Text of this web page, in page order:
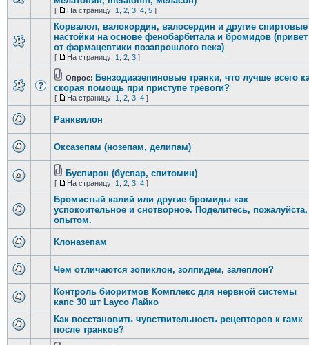
[ На страницу: 1 2, 3, 4, 5]
Корвалол, валокордин, валосердин и другие спиртовые
настойки на основе фенобарбитала и бромидов (привет
от фармацевтики позапрошлого века)
[ На страницу: 1 2, 3]
Опрос: Бензодиазепиновые транки, что лучше всего
скорая помощь при приступе тревоги?
[ На страницу: 1 2, 3, 4]
Ранквилон
Оксазепам (нозепам, делипам)
Буспирон (буспар, спитомин)
[ На страницу: 1 2, 3, 4]
Бромистый калий или другие бромиды как
успокоительное и снотворное. Поделитесь, пожалуйста,
опытом.
Клоназепам
Чем отличаются зопиклон, золпидем, залеплон?
Контроль биоритмов Комплекс для нервной системы
капс 30 шт Layco Лайко
Как восстановить чувствительность рецепторов к гамк
после транков?